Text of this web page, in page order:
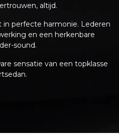
altijd.
in perfecte harmonie. Lederen
en een herkenbare
sound.
sensatie van een topklasse